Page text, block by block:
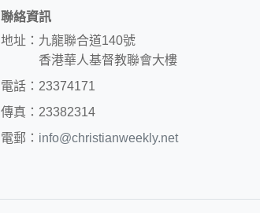
聯絡資訊
地址：九龍聯合道140號
香港華人基督教聯會大樓
電話：23374171
傳真：23382314
電郵： info@christianweekly.net